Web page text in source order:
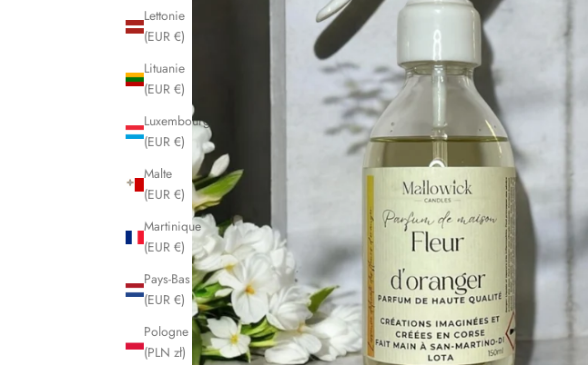
Lettonie
(EUR €)
Lituanie
(EUR €)
Luxembourg
(EUR €)
Malte
(EUR €)
Martinique
(EUR €)
Pays-Bas
(EUR €)
Pologne
(PLN zł)